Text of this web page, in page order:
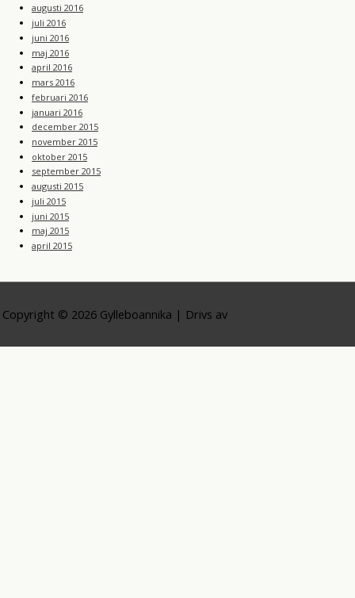
augusti 2016
juli 2016
juni 2016
maj 2016
april 2016
mars 2016
februari 2016
januari 2016
december 2015
november 2015
oktober 2015
september 2015
augusti 2015
juli 2015
juni 2015
maj 2015
april 2015
Copyright © 2026 Gylleboannika | Drivs av